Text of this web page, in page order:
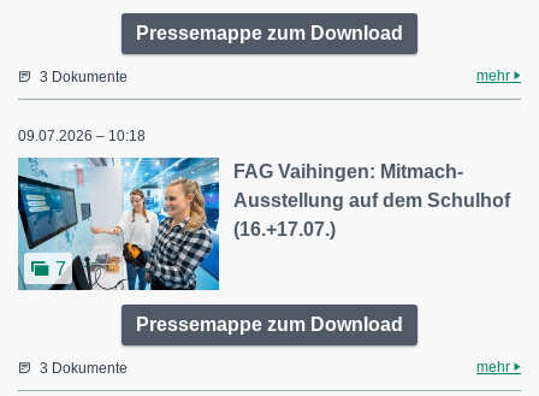
Pressemappe zum Download
3 Dokumente mehr
09.07.2026 – 10:18
7
FAG Vaihingen: Mitmach-
Ausstellung auf dem Schulhof
(16.+17.07.)
Pressemappe zum Download
3 Dokumente mehr